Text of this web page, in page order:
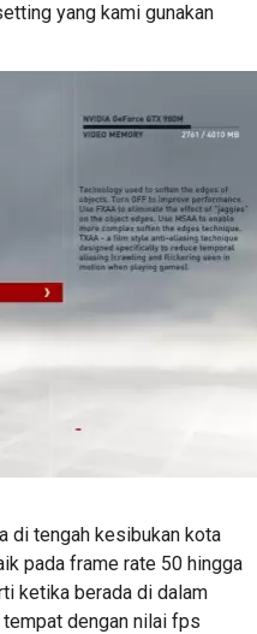
yang kami gunakan
di tengah kesibukan kota
pada frame rate 50 hingga
ketika berada di dalam
dengan nilai fps